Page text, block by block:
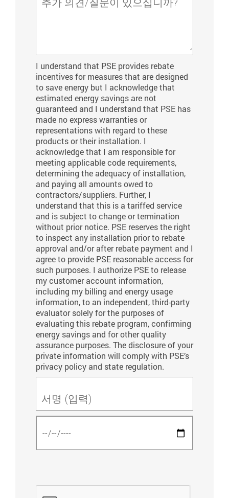
I understand that PSE provides rebate
incentives for measures that are designed
to save energy but I acknowledge that
estimated energy savings are not
guaranteed and I understand that PSE has
made no express warranties or
representations with regard to these
products or their installation. I
acknowledge that I am responsible for
meeting applicable code requirements,
determining the adequacy of installation,
and paying all amounts owed to
contractors/suppliers. Further, I
understand that this is a tariffed service
and is subject to change or termination
without prior notice. PSE reserves the right
to inspect any installation prior to rebate
approval and/or after rebate payment and I
agree to provide PSE reasonable access for
such purposes. I authorize PSE to release
my customer account information,
including my billing and energy usage
information, to an independent, third-party
evaluator solely for the purposes of
evaluating this rebate program, confirming
energy savings and for other quality
assurance purposes. The disclosure of your
private information will comply with PSE’s
privacy policy and state regulation.
서명 (입력)